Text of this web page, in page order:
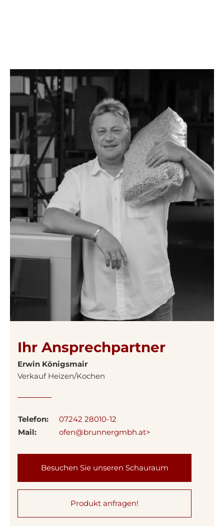
Ihr Ansprechpartner
Erwin Königsmair
Verkauf Heizen/Kochen
Telefon:
07242 28010-12
Mail:
ofen@brunnergmbh.at>
Besuchen Sie unseren Schauraum
Produkt anfragen!